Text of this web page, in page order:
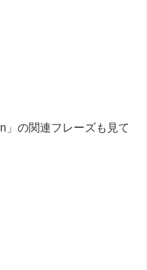
」の関連フレーズも見て